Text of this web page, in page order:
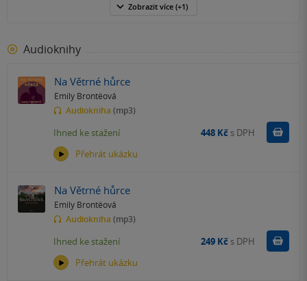
Zobrazit více (+1)
Audioknihy
Na Větrné hůrce
Emily Brontëová
Audiokniha (mp3)
Přehrát ukázku
Ihned ke stažení 448 Kč s DPH Koupit
Na Větrné hůrce
Emily Brontëová
Audiokniha (mp3)
Přehrát ukázku
Ihned ke stažení 249 Kč s DPH Koupit